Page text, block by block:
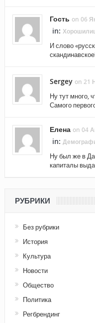
Гость on 06
in:
И слово
Sergey on 21
Ну тут много,
Самого
Елена on 04
in:
Ну был же в
капиталы
РУБРИКИ
Без рубрики
История
Культура
Новости
Общество
Политика
Регбрендинг